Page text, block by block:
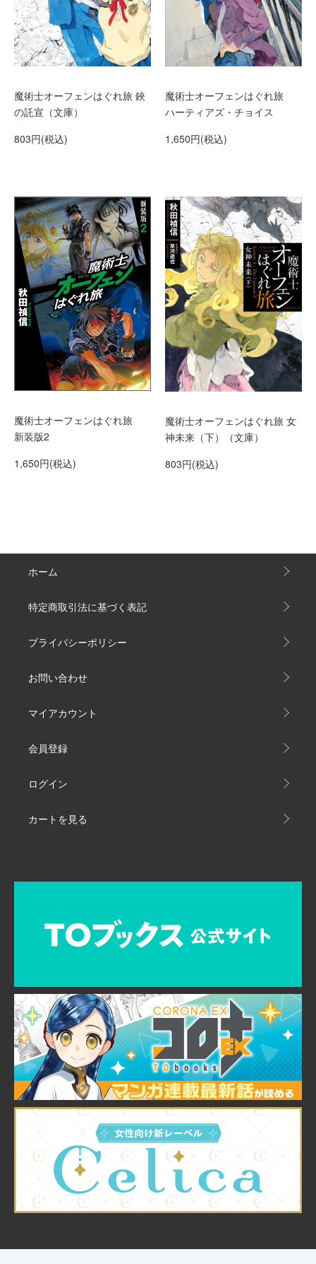
魔術士オーフェンはぐれ旅 鋏
の託宣（文庫）
803円(税込)
魔術士オーフェンはぐれ旅
ハーティアズ・チョイス
1,650円(税込)
魔術士オーフェンはぐれ旅
新装版2
1,650円(税込)
魔術士オーフェンはぐれ旅 女
神未来（下）（文庫）
803円(税込)
ホーム
特定商取引法に基づく表記
プライバシーポリシー
お問い合わせ
マイアカウント
会員登録
ログイン
カートを見る